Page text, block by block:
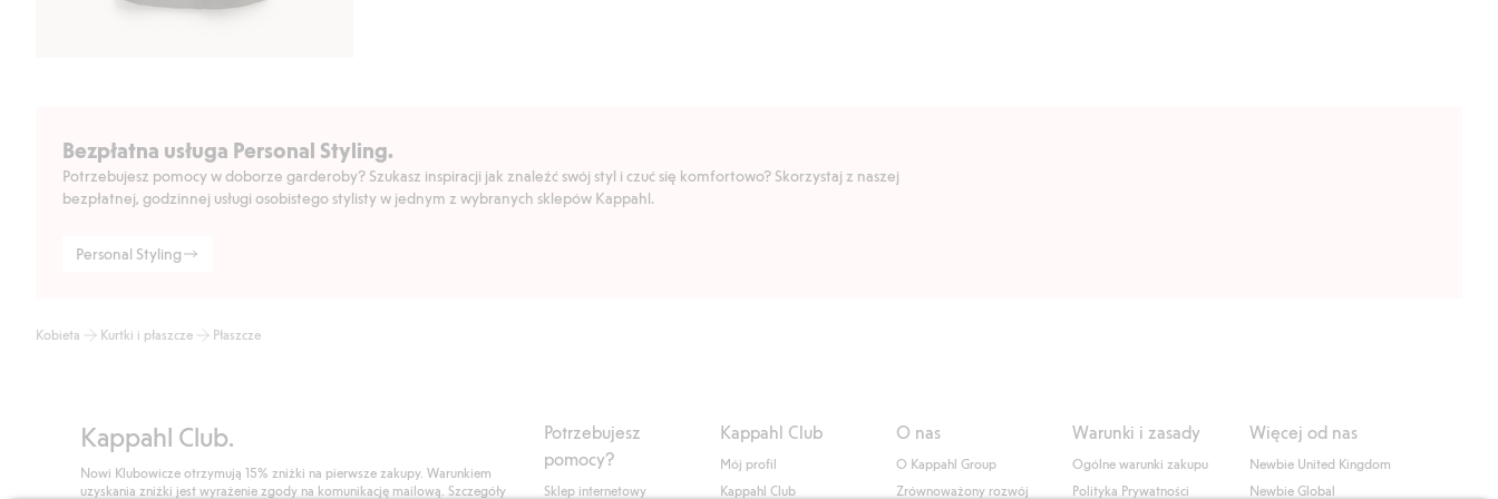
Bezpłatna usługa Personal Styling.
Potrzebujesz pomocy w doborze garderoby? Szukasz inspiracji jak znaleźć swój styl i czuć się komfortowo? Skorzystaj z naszej
bezpłatnej, godzinnej usługi osobistego stylisty w jednym z wybranych sklepów Kappahl.
Personal Styling
Kobieta Kurtki i płaszcze Płaszcze
Kappahl Club.
Nowi Klubowicze otrzymują 15% zniżki na pierwsze zakupy. Warunkiem
uzyskania zniżki jest wyrażenie zgody na komunikację mailową. Szczegóły
Potrzebujesz
pomocy?
Sklep internetowy
Kappahl Club
Mój profil
Kappahl Club
O nas
O Kappahl Group
Zrównoważony rozwój
Warunki i zasady
Ogólne warunki zakupu
Polityka Prywatności
Więcej od nas
Newbie United Kingdom
Newbie Global